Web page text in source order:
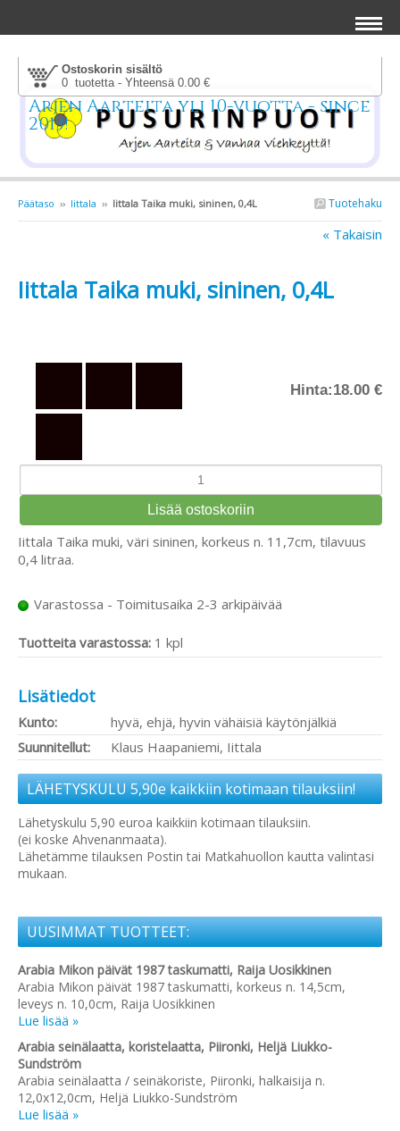
Ostoskorin sisältö
0 tuotetta - Yhteensä 0.00 €
Arjen Aarteita yli 10-vuotta - since
2013!
Tuotehaku
Päätaso ›› Iittala ›› Iittala Taika muki, sininen, 0,4L
« Takaisin
Iittala Taika muki, sininen, 0,4L
Hinta:18.00 €
Iittala Taika muki, väri sininen, korkeus n. 11,7cm, tilavuus
0,4 litraa.
Varastossa - Toimitusaika 2-3 arkipäivää
Tuotteita varastossa: 1 kpl
Lisätiedot
Kunto:
hyvä, ehjä, hyvin vähäisiä käytönjälkiä
Suunnitellut:
Klaus Haapaniemi, Iittala
LÄHETYSKULU 5,90e kaikkiin kotimaan tilauksiin!
Lähetyskulu 5,90 euroa kaikkiin kotimaan tilauksiin.
(ei koske Ahvenanmaata).
Lähetämme tilauksen Postin tai Matkahuollon kautta valintasi
mukaan.
UUSIMMAT TUOTTEET:
Arabia Mikon päivät 1987 taskumatti, Raija Uosikkinen
Arabia Mikon päivät 1987 taskumatti, korkeus n. 14,5cm,
leveys n. 10,0cm, Raija Uosikkinen
Lue lisää »
Arabia seinälaatta, koristelaatta, Piironki, Heljä Liukko-
Sundström
Arabia seinälaatta / seinäkoriste, Piironki, halkaisija n.
12,0x12,0cm, Heljä Liukko-Sundström
Lue lisää »